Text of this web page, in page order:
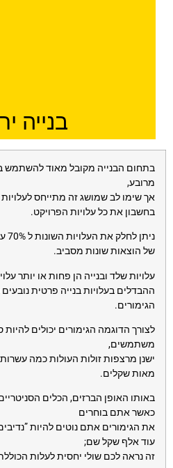
בנייה
בתחום הבנייה מקובל מאוד להשתמש
מרובע,
אך שימו לב שמושג זה מתייחס לעלויות
בחשבון את כל עלויות הפרויקט.
של הוצאות שונות מסביב.
עלויות שלד ובנייה הן פחות או יותר
ההבדלים בעלויות בנייה פרטית
הגימורים.
לצורך הדוגמה הגימורים יכולים להיות
משתמשים,
ישנן מרצפות זולות העולות כמה
מאות שקלים.
באותו האופן הברזים, הכלים
כאשר אתם בוחרים
את הגימורים אתם נוטים להיות
עוד אלף שקל שם;
זה נראה לכם שולי יחסית לעלות